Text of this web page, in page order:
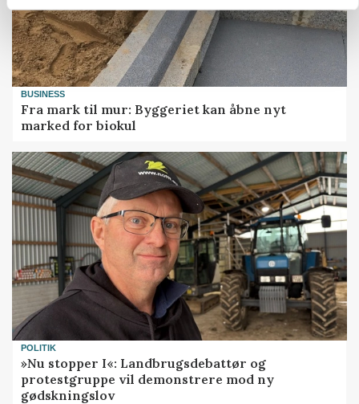
BUSINESS
Fra mark til mur: Byggeriet kan åbne nyt
marked for biokul
POLITIK
»Nu stopper I«: Landbrugsdebattør og
protestgruppe vil demonstrere mod ny
gødskningslov